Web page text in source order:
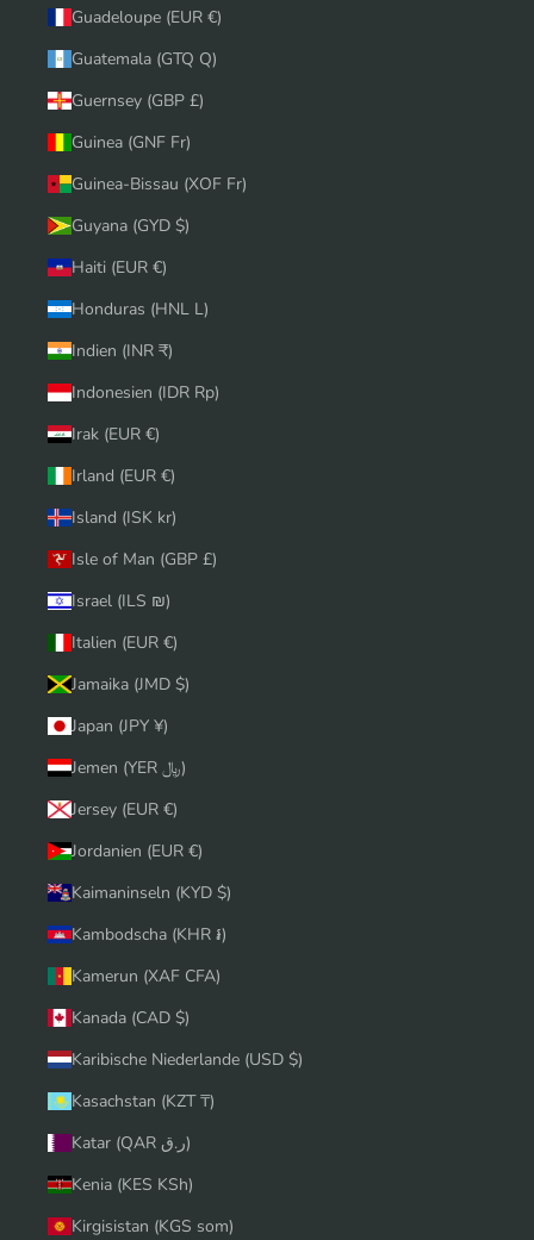
Guadeloupe (EUR €)
Guatemala (GTQ Q)
Guernsey (GBP £)
Guinea (GNF Fr)
Guinea-Bissau (XOF Fr)
Guyana (GYD $)
Haiti (EUR €)
Honduras (HNL L)
Indien (INR ₹)
Indonesien (IDR Rp)
Irak (EUR €)
Irland (EUR €)
Island (ISK kr)
Isle of Man (GBP £)
Israel (ILS ₪)
Italien (EUR €)
Jamaika (JMD $)
Japan (JPY ¥)
Jemen (YER ﷼)
Jersey (EUR €)
Jordanien (EUR €)
Kaimaninseln (KYD $)
Kambodscha (KHR ៛)
Kamerun (XAF CFA)
Kanada (CAD $)
Karibische Niederlande (USD $)
Kasachstan (KZT ₸)
Katar (QAR ر.ق)
Kenia (KES KSh)
Kirgisistan (KGS som)